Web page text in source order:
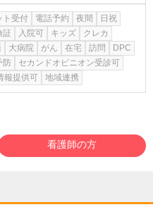
ト受付 電話予約 夜間
日祝
証 入院可 キッズ
クレカ
大病院 がん 在宅 訪問
DPC
防
セカンドオピニオン受診可
報提供可
地域連携
看護師の方